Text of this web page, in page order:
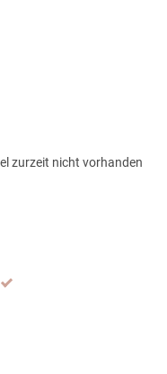
zurzeit nicht vorhanden